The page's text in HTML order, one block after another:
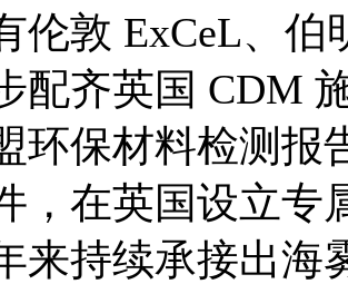
伦敦 ExCeL、
配齐英国 CDM
环保材料检测报
，在英国设立专
来持续承接出海